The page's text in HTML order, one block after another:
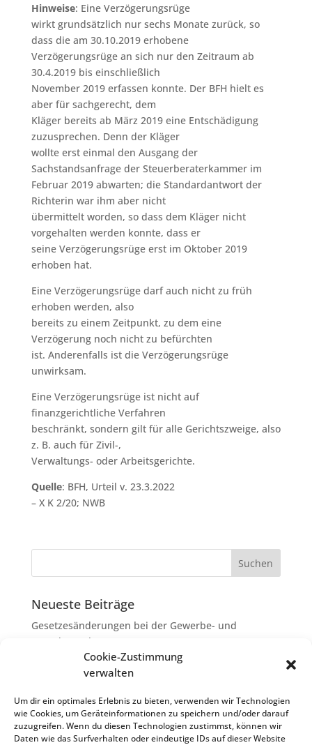
Cookie-Zustimmung
verwalten
Um dir ein optimales Erlebnis zu bieten, verwenden wir Technologien
wie Cookies, um Geräteinformationen zu speichern und/oder darauf
zuzugreifen. Wenn du diesen Technologien zustimmst, können wir
Daten wie das Surfverhalten oder eindeutige IDs auf dieser Website
Hinweise: Eine Verzögerungsrüge
wirkt grundsätzlich nur sechs Monate zurück, so
dass die am 30.10.2019 erhobene
Verzögerungsrüge an sich nur den Zeitraum ab
30.4.2019 bis einschließlich
November 2019 erfassen konnte. Der BFH hielt es
aber für sachgerecht, dem
Kläger bereits ab März 2019 eine Entschädigung
zuzusprechen. Denn der Kläger
wollte erst einmal den Ausgang der
Sachstandsanfrage der Steuerberaterkammer im
Februar 2019 abwarten; die Standardantwort der
Richterin war ihm aber nicht
übermittelt worden, so dass dem Kläger nicht
vorgehalten werden konnte, dass er
seine Verzögerungsrüge erst im Oktober 2019
erhoben hat.
Eine Verzögerungsrüge darf auch nicht zu früh
erhoben werden, also
bereits zu einem Zeitpunkt, zu dem eine
Verzögerung noch nicht zu befürchten
ist. Anderenfalls ist die Verzögerungsrüge
unwirksam.
Eine Verzögerungsrüge ist nicht auf
finanzgerichtliche Verfahren
beschränkt, sondern gilt für alle Gerichtszweige, also
z. B. auch für Zivil-,
Verwaltungs- oder Arbeitsgerichte.
Quelle: BFH, Urteil v. 23.3.2022
– X K 2/20; NWB
Neueste Beiträge
Gesetzesänderungen bei der Gewerbe- und
Grunderwerbsteuer
Erbschaftsteuer: Rechtsanwaltskosten bei Streit über
Erbauseinandersetzung als
Nachlassverbindlichkeiten
Umsatzsteuer-Umrechnungskurse Juli 2026
Keine Steuerfreiheit eines sog. Konfusionsgewinns